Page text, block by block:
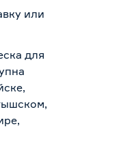
или
для